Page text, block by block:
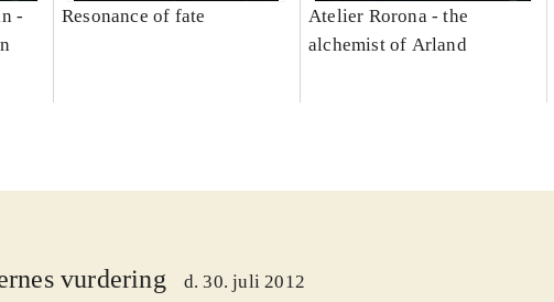
-
Resonance of fate
Atelier Rorona - the
alchemist of Arland
vurdering d. 30. juli 2012